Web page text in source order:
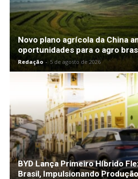
Novo plano agrícola da China
oportunidades para o agro
Redação - 5 de agosto de 2026
BYD Lança Primeiro Híbrido
Brasil, Impulsionando